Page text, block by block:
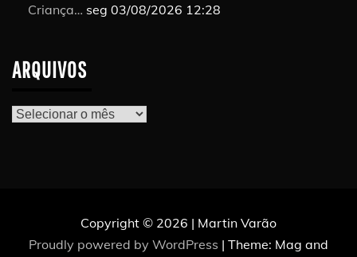
Criança… seg 03/08/2026 12:28
ARQUIVOS
Arquivos
Copyright © 2026 | Martin Varão
Proudly powered by WordPress | Theme: Mag and